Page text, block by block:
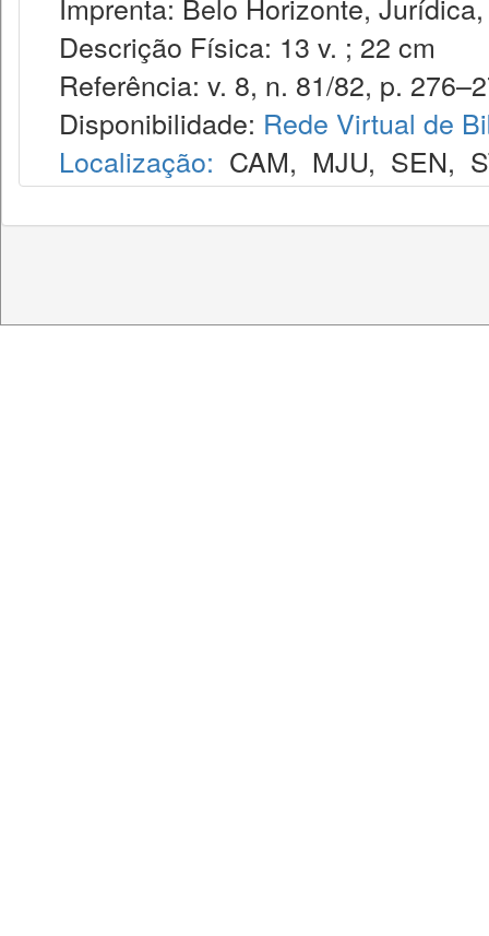
Descrição Física: 13 v. ; 22 cm
Referência: v. 8, n. 81/82, p.
Disponibilidade: Rede Virtual de
Localização: CAM, MJU, SEN,